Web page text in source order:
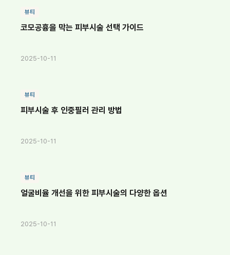
뷰티
코모공흉을 막는 피부시술 선택 가이드
2025-10-11
뷰티
피부시술 후 인중필러 관리 방법
2025-10-11
뷰티
얼굴비율 개선을 위한 피부시술의 다양한 옵션
2025-10-11